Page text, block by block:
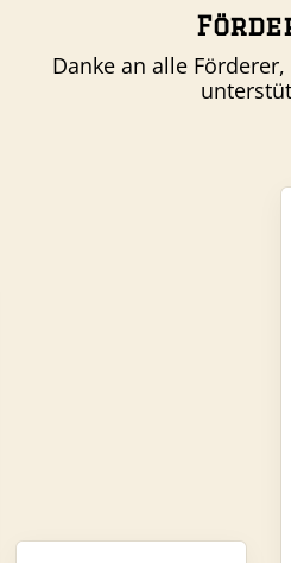
Danke an alle